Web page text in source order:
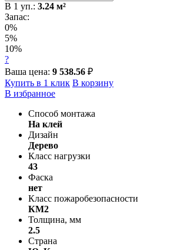
В 1 уп.: 3.24 м²
Запас:
0%
5%
10%
?
Ваша цена: 9 538.56 ₽
Купить в 1 клик В корзину
В избранное
Способ монтажа
На клей
Дизайн
Дерево
Класс нагрузки
43
Фаска
нет
Класс пожаробезопасности
КМ2
Толщина, мм
2.5
Страна